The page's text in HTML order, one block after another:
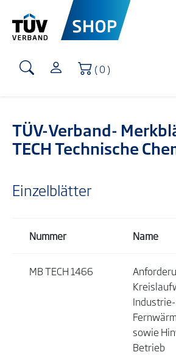
Warenkorb
( 0 )
TÜV-Verband-
TECH Technische
Einzelblätter
Nummer Name
MB TECH 1466
sowie
Betrieb